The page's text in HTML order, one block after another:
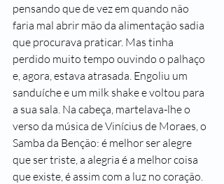
pensando que de vez em quando não
faria mal abrir mão da alimentação sadia
que procurava praticar. Mas tinha
perdido muito tempo ouvindo o palhaço
e, agora, estava atrasada. Engoliu um
sanduíche e um milk shake e voltou para
a sua sala. Na cabeça, martelava-lhe o
verso da música de Vinícius de Moraes, o
Samba da Benção: é melhor ser alegre
que ser triste, a alegria é a melhor coisa
que existe, é assim com a luz no coração.